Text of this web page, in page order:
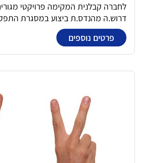
לחברה קבלנית המקימה פרויקטי
דרוש.ה מהנדס.ת ביצוע במסגרת
הביצוע וקידום הפן ההנדסי בשלבי
בקרה ועדכון תוכניות מול יועצים שונים
מאושרות לביצוע ביצוע חישובי כמויות
פרטים נוספים